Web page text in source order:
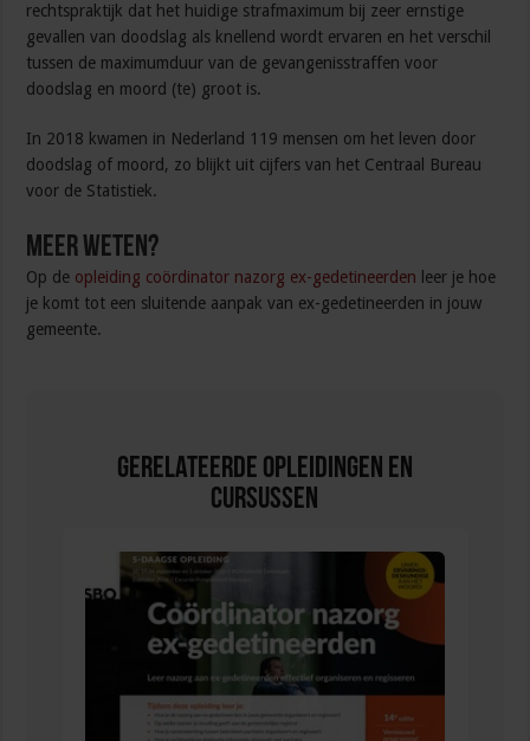
rechtspraktijk dat het huidige strafmaximum bij zeer ernstige
gevallen van doodslag als knellend wordt ervaren en het verschil
tussen de maximumduur van de gevangenisstraffen voor
doodslag en moord (te) groot is.
In 2018 kwamen in Nederland 119 mensen om het leven door
doodslag of moord, zo blijkt uit cijfers van het Centraal Bureau
voor de Statistiek.
Meer weten?
Op de opleiding coördinator nazorg ex-gedetineerden leer je hoe
je komt tot een sluitende aanpak van ex-gedetineerden in jouw
gemeente.
Gerelateerde Opleidingen en
Cursussen